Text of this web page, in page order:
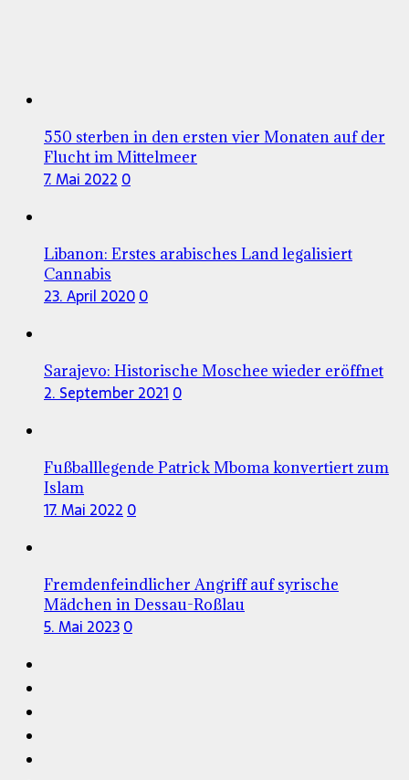
550 sterben in den ersten vier Monaten auf der
Flucht im Mittelmeer
7. Mai 2022 0
Libanon: Erstes arabisches Land legalisiert
Cannabis
23. April 20200
Sarajevo: Historische Moschee wieder eröffnet
2. September 2021 0
Fußballlegende Patrick Mboma konvertiert zum
Islam
17. Mai 2022 0
Fremdenfeindlicher Angriff auf syrische
Mädchen in Dessau-Roßlau
5. Mai 20230